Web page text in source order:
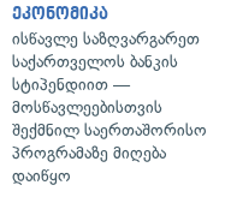
ეკონომიკა
ისწავლე საზღვარგარეთ
საქართველოს ბანკის
სტიპენდიით —
მოსწავლეებისთვის
შექმნილ საერთაშორისო
პროგრამაზე მიღება
დაიწყო